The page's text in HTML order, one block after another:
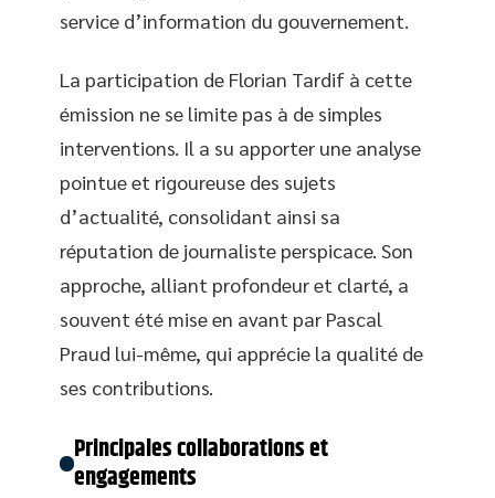
service d’information du gouvernement.
La participation de Florian Tardif à cette
émission ne se limite pas à de simples
interventions. Il a su apporter une analyse
pointue et rigoureuse des sujets
d’actualité, consolidant ainsi sa
réputation de journaliste perspicace. Son
approche, alliant profondeur et clarté, a
souvent été mise en avant par Pascal
Praud lui-même, qui apprécie la qualité de
ses contributions.
Principales collaborations et
engagements